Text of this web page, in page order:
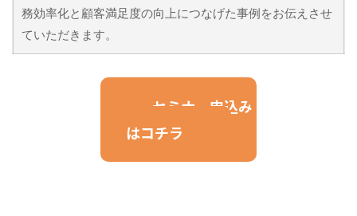
務効率化と顧客満足度の向上につなげた事例をお伝えさせ
ていただきます。
セミナー申込み
はコチラ